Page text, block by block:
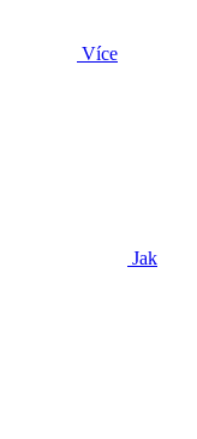
Více
Jak